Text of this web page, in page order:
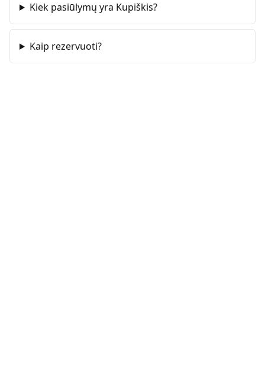
Kiek pasiūlymų yra Kupiškis?
Kaip rezervuoti?